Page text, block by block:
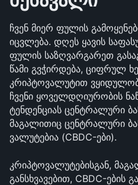
ჩვენ მიერ ფულის
იცვლება. დღეს ყავის
ფულის საზღვარგარეთ
წამი გვჭირდება, ციფრულ
კრიპტოვალუტით
ჩვენი ყოველდღიურობის
ტენდენციას ცენტრალური
მაგალითიც ცენტრალური
ვალუტებია (CBDC-ები).
კრიპტოვალუტებისგან,
განსხვავებით, CBDC-ების